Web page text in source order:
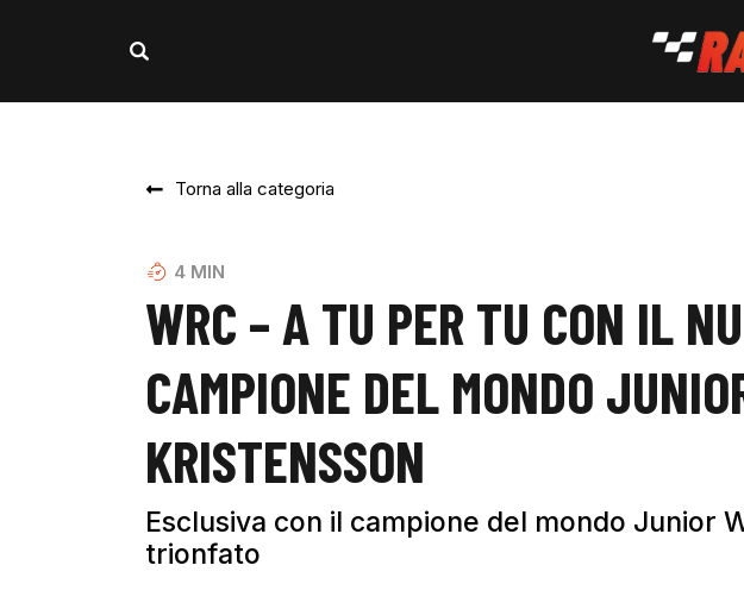
Torna alla categoria
4 MIN
WRC – A TU PER TU CON IL
CAMPIONE DEL MONDO
KRISTENSSON
Esclusiva con il campione del mondo Junior
trionfato